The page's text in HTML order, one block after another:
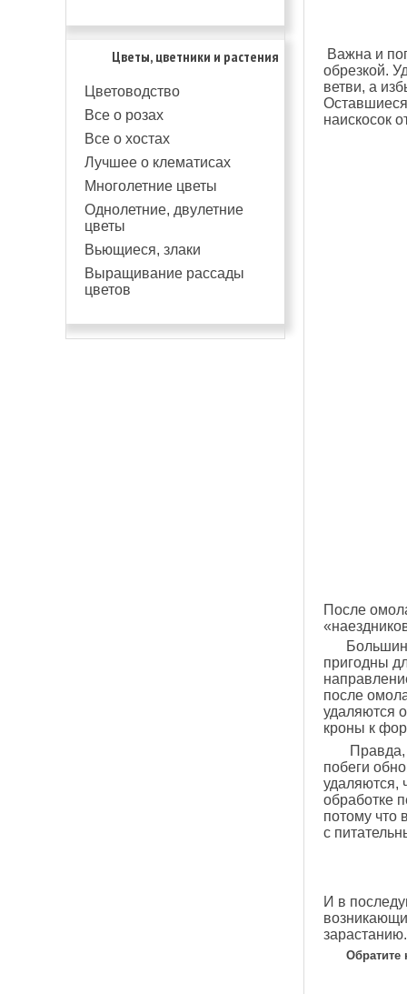
Цветы, цветники и растения
Цветоводство
Все о розах
Все о хостах
Лучшее о клематисах
Многолетние цветы
Однолетние, двулетние
цветы
Вьющиеся, злаки
Выращивание рассады
цветов
Важна и
обрезкой.
ветви, а
наискосок
После
пригодны
после
удаляются
кроны к
побеги
удаляются,
обработке
потому что
с
И в
зарастанию.
Обратите